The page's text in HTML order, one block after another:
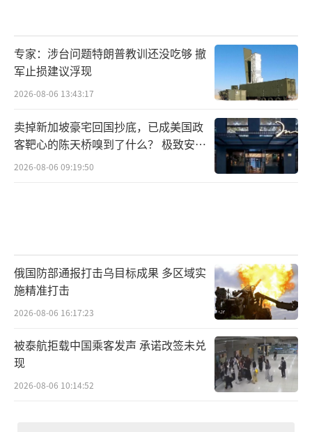
专家：涉台问题特朗普教训还没吃够 撤
军止损建议浮现
2026-08-06 13:43:17
卖掉新加坡豪宅回国抄底，已成美国政
客靶心的陈天桥嗅到了什么？ 极致安全
的追寻
2026-08-06 09:19:50
俄国防部通报打击乌目标成果 多区域实
施精准打击
2026-08-06 16:17:23
被泰航拒载中国乘客发声 承诺改签未兑
现
2026-08-06 10:14:52